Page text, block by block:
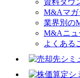
M&Aマガ
業界別の
M&Aニュ
よくある